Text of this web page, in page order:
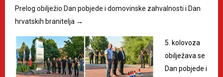
Prelog obilježio Dan pobjede i domovinske zahvalnosti i Dan
hrvatskih branitelja →
5. kolovoza
obilježava se
Dan pobjede i